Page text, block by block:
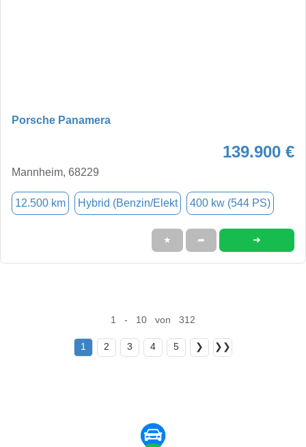
Porsche Panamera
139.900 €
Mannheim, 68229
12.500 km Hybrid (Benzin/Elekt 400 kw (544 PS)
★ ➦ ➜
1 - 10 von 312
1 2 3 4 5 ❯ ❯❯